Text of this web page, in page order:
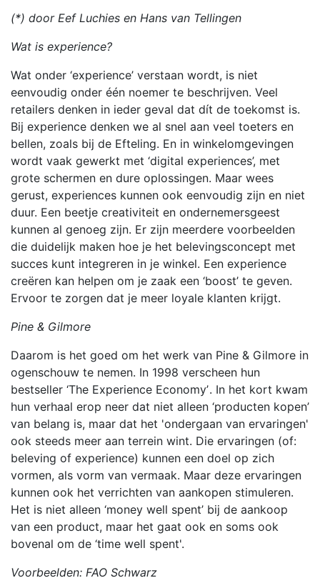
(*) door Eef Luchies en Hans van Tellingen
Wat is experience?
Wat onder ‘experience’ verstaan wordt, is niet
eenvoudig onder één noemer te beschrijven. Veel
retailers denken in ieder geval dat dít de toekomst is.
Bij experience denken we al snel aan veel toeters en
bellen, zoals bij de Efteling. En in winkelomgevingen
wordt vaak gewerkt met ‘digital experiences’, met
grote schermen en dure oplossingen. Maar wees
gerust, experiences kunnen ook eenvoudig zijn en niet
duur. Een beetje creativiteit en ondernemersgeest
kunnen al genoeg zijn. Er zijn meerdere voorbeelden
die duidelijk maken hoe je het belevingsconcept met
succes kunt integreren in je winkel. Een experience
creëren kan helpen om je zaak een ‘boost’ te geven.
Ervoor te zorgen dat je meer loyale klanten krijgt.
Pine & Gilmore
Daarom is het goed om het werk van Pine & Gilmore in
ogenschouw te nemen. In 1998 verscheen hun
bestseller ‘The Experience Economyʼ. In het kort kwam
hun verhaal erop neer dat niet alleen ‘producten kopen’
van belang is, maar dat het 'ondergaan van ervaringen'
ook steeds meer aan terrein wint. Die ervaringen (of:
beleving of experience) kunnen een doel op zich
vormen, als vorm van vermaak. Maar deze ervaringen
kunnen ook het verrichten van aankopen stimuleren.
Het is niet alleen ‘money well spent’ bij de aankoop
van een product, maar het gaat ook en soms ook
bovenal om de ‘time well spent'.
Voorbeelden: FAO Schwarz